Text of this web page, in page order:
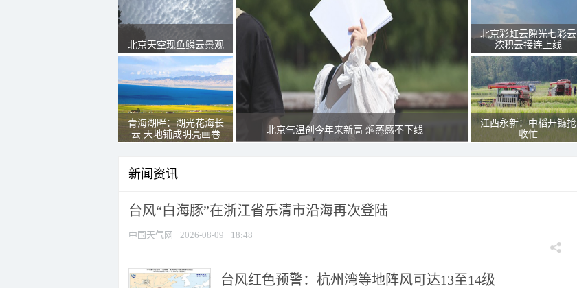
北京天空现鱼鳞云景观
青海湖畔：湖光花海长
云 天地铺成明亮画卷
北京气温创今年来新高 焖蒸感不下线
北京彩虹云隙光七彩云
浓积云接连上线
江西永新：中稻开镰抢
收忙
新闻资讯
台风“白海豚”在浙江省乐清市沿海再次登陆
中国天气网 2026-08-09 18:48
​台风红色预警：杭州湾等地阵风可达13至14级